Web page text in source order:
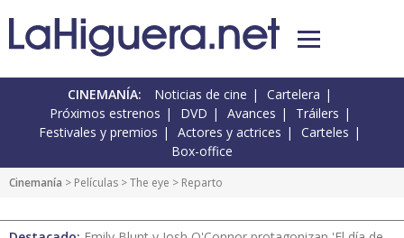
CINEMANÍA: Noticias de cine
Cartelera
Próximos estrenos
DVD Avances
Tráilers
Festivales y premios
Actores y actrices
Carteles
Box-office
Cinemanía > Películas >The eye > Reparto